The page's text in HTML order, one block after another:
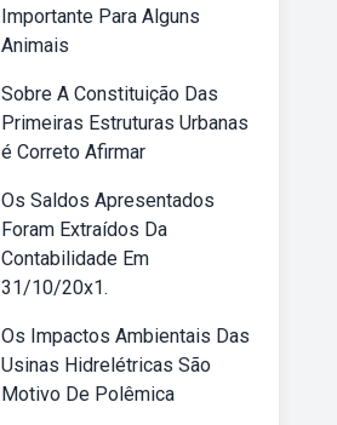
Importante Para Alguns
Animais
Sobre A Constituição Das
Primeiras Estruturas Urbanas
é Correto Afirmar
Os Saldos Apresentados
Foram Extraídos Da
Contabilidade Em
31/10/20x1.
Os Impactos Ambientais Das
Usinas Hidrelétricas São
Motivo De Polêmica